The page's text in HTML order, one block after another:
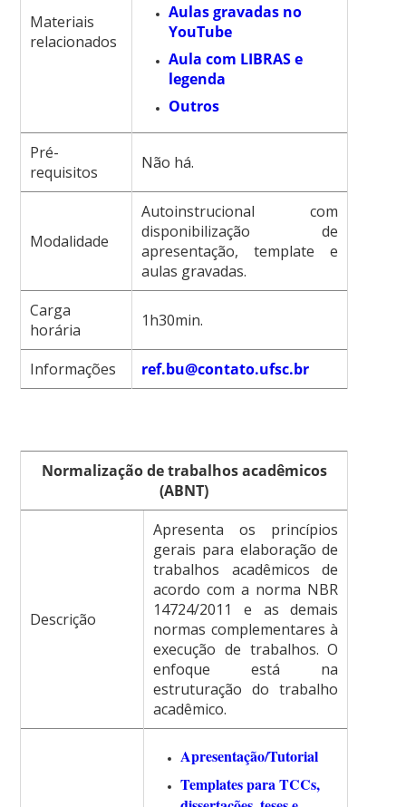
Materiais
relacionados
Aulas gravadas no
YouTube
Aula com LIBRAS e
legenda
Outros
Pré-
requisitos
Não há.
Modalidade
Autoinstrucional com
disponibilização de
apresentação, template e
aulas gravadas.
Carga
horária
1h30min.
Informações ref.bu@contato.ufsc.br
Normalização de trabalhos acadêmicos
(ABNT)
Descrição
Apresenta os princípios
gerais para elaboração de
trabalhos acadêmicos de
acordo com a norma NBR
14724/2011 e as demais
normas complementares à
execução de trabalhos. O
enfoque está na
estruturação do trabalho
acadêmico.
Apresentação/Tutorial
Templates para TCCs,